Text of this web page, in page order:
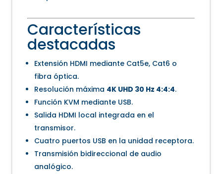
Características
destacadas
Extensión HDMI mediante Cat5e, Cat6 o
fibra óptica.
Resolución máxima 4K UHD 30 Hz 4:4:4.
Función KVM mediante USB.
Salida HDMI local integrada en el
transmisor.
Cuatro puertos USB en la unidad receptora.
Transmisión bidireccional de audio
analógico.